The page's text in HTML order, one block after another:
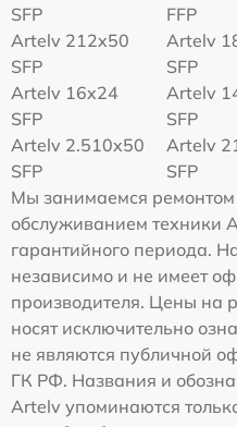
SFP
FFP
Artelv 212x50
SFP
Artelv
SFP
Artelv 16x24
SFP
Artelv
SFP
Artelv 2.510x50
SFP
Artelv
SFP
Мы занимаемся ремонтом
обслуживанием техники
гарантийного периода.
независимо и не имеет
производителя. Цены на
носят исключительно
не являются публичной
ГК РФ. Названия и
Artelv упоминаются